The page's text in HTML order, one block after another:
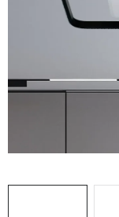
SOLÁRNE
OBCHODNÉ